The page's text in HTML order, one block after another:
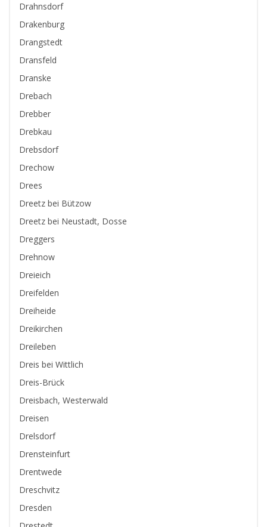
Drahnsdorf
Drakenburg
Drangstedt
Dransfeld
Dranske
Drebach
Drebber
Drebkau
Drebsdorf
Drechow
Drees
Dreetz bei Bützow
Dreetz bei Neustadt, Dosse
Dreggers
Drehnow
Dreieich
Dreifelden
Dreiheide
Dreikirchen
Dreileben
Dreis bei Wittlich
Dreis-Brück
Dreisbach, Westerwald
Dreisen
Drelsdorf
Drensteinfurt
Drentwede
Dreschvitz
Dresden